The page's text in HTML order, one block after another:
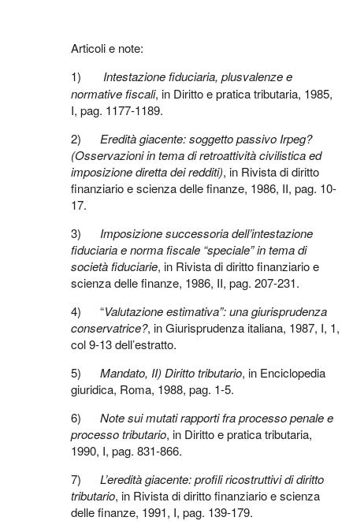
Articoli e note:
1)
Intestazione fiduciaria, plusvalenze e
normative fiscali, in Diritto e pratica tributaria, 1985,
I, pag. 1177-1189.
2) Eredità giacente: soggetto passivo Irpeg?
(Osservazioni in tema di retroattività civilistica ed
imposizione diretta dei redditi), in Rivista di diritto
finanziario e scienza delle finanze, 1986, II, pag. 10-
17.
3) Imposizione successoria dell’intestazione
fiduciaria e norma fiscale “speciale” in tema di
società fiduciarie, in Rivista di diritto finanziario e
scienza delle finanze, 1986, II, pag. 207-231.
4) “Valutazione estimativa”: una giurisprudenza
conservatrice?, in Giurisprudenza italiana, 1987, I, 1,
col 9-13 dell’estratto.
5) Mandato, II) Diritto tributario, in Enciclopedia
giuridica, Roma, 1988, pag. 1-5.
6) Note sui mutati rapporti fra processo penale e
processo tributario, in Diritto e pratica tributaria,
1990, I, pag. 831-866.
7) L’eredità giacente: profili ricostruttivi di diritto
tributario, in Rivista di diritto finanziario e scienza
delle finanze, 1991, I, pag. 139-179.